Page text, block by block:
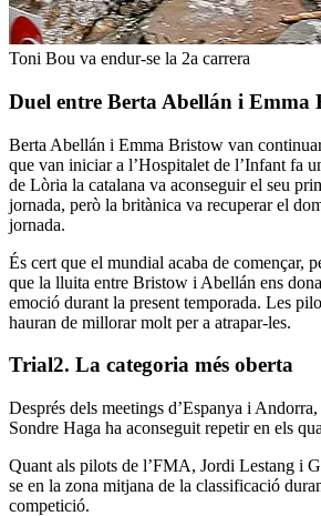
Toni Bou va endur-se la 2a carrera
Duel entre Berta Abellán i Emma
Berta Abellán i Emma Bristow van
que van iniciar a l’Hospitalet de l’Infant fa
de Lòria la catalana va aconseguir el seu
jornada, però la britànica va recuperar el
jornada.
És cert que el mundial acaba de començar,
que la lluita entre Bristow i Abellán ens
emoció durant la present temporada. Les
hauran de millorar molt per a atrapar-les.
Trial2. La categoria més oberta
Després dels meetings d’Espanya i
Sondre Haga ha aconseguit repetir en els
Quant als pilots de l’FMA, Jordi Lestang i
se en la zona mitjana de la classificació
competició.